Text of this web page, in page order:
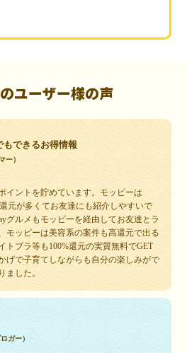
ユーザー様の声
もできるお得情報
ー）
イントを貯めています。モッピーは
元が多くてお友達にも紹介しやすいで
グルメもモッピーを経由してお友達とラ
モッピーは美容系の案件も高還元で出る
トブラ等も100%還元の実質無料でGET
げで子育てしながらも自分の楽しみがで
ました。
ガー）